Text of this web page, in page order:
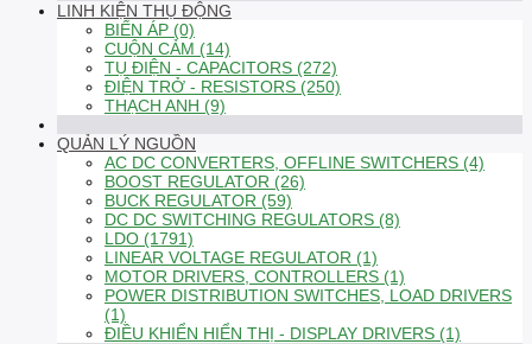
LINH KIỆN THỤ ĐỘNG
BIẾN ÁP (0)
CUỘN CẢM (14)
TỤ ĐIỆN - CAPACITORS (272)
ĐIỆN TRỞ - RESISTORS (250)
THẠCH ANH (9)
QUẢN LÝ NGUỒN
AC DC CONVERTERS, OFFLINE SWITCHERS (4)
BOOST REGULATOR (26)
BUCK REGULATOR (59)
DC DC SWITCHING REGULATORS (8)
LDO (1791)
LINEAR VOLTAGE REGULATOR (1)
MOTOR DRIVERS, CONTROLLERS (1)
POWER DISTRIBUTION SWITCHES, LOAD DRIVERS
(1)
ĐIỀU KHIỂN HIỂN THỊ - DISPLAY DRIVERS (1)